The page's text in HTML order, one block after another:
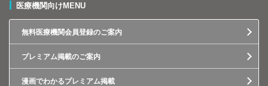
医療機関向けMENU
無料医療機関会員登録のご案内
プレミアム掲載のご案内
漫画でわかるプレミアム掲載